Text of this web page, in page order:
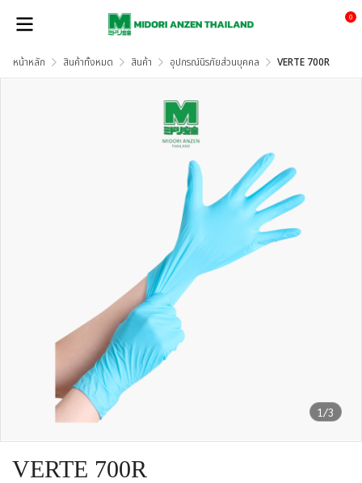
0
หน้าหลัก สินค้าทั้งหมด สินค้า อุปกรณ์นิรภัยส่วนบุคคล VERTE 700R
1/3
VERTE 700R